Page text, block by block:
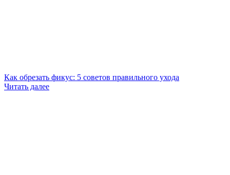
Как обрезать фикус: 5 советов правильного ухода
Читать далее